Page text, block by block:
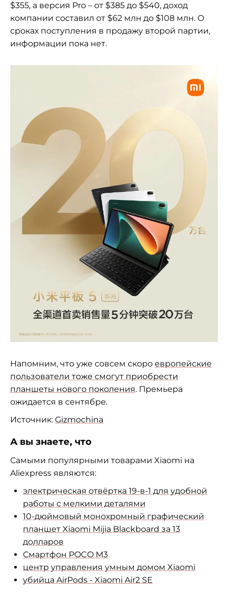
$355, а версия Pro – от $385 до $540, доход
компании составил от $62 млн до $108 млн. О
сроках поступления в продажу второй партии,
информации пока нет.
Напомним, что уже совсем скоро европейские
пользователи тоже смогут приобрести
планшеты нового поколения. Премьера
ожидается в сентябре.
Источник: Gizmochina
А вы знаете, что
Самыми популярными товарами Xiaomi на
Aliexpress являются:
электрическая отвёртка 19-в-1 для удобной
работы с мелкими деталями
10-дюймовый монохромный графический
планшет Xiaomi Mijia Blackboard за 13
долларов
Смартфон POCO M3
центр управления умным домом Xiaomi
убийца AirPods - Xiaomi Air2 SE